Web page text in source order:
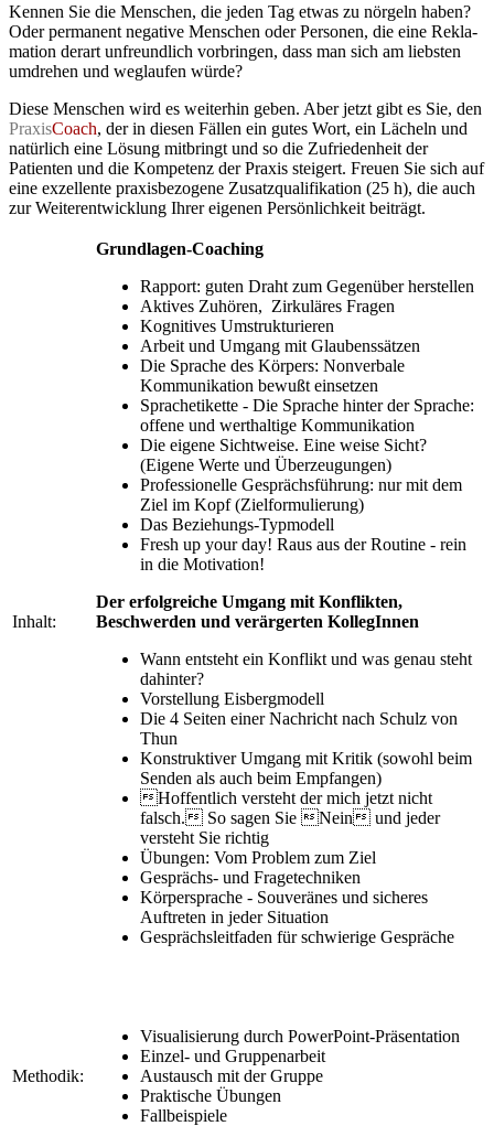
Kennen Sie die Menschen, die jeden Tag etwas zu nörgeln haben?
Oder permanent negative Menschen oder Personen, die eine Rekla­
mation derart unfreundlich vorbringen, dass man sich am liebsten
umdrehen und weglaufen würde?
Diese Menschen wird es weiterhin geben. Aber jetzt gibt es Sie, den
PraxisCoach, der in diesen Fällen ein gutes Wort, ein Lächeln und
natürlich eine Lösung mitbringt und so die Zufriedenheit der
Patienten und die Kompetenz der Praxis steigert. Freuen Sie sich auf
eine exzellente praxisbezogene Zusatzqualifikation (25 h), die auch
zur Weiterentwicklung Ihrer eigenen Persönlichkeit beiträgt.
Inhalt:
Grundlagen-Coaching
Rapport: guten Draht zum Gegenüber herstellen
Aktives Zuhören, Zirkuläres Fragen
Kognitives Umstrukturieren
Arbeit und Umgang mit Glaubenssätzen
Die Sprache des Körpers: Nonverbale
Kommunikation bewußt einsetzen
Sprachetikette - Die Sprache hinter der Sprache:
offene und werthaltige Kommunikation
Die eigene Sichtweise. Eine weise Sicht?
(Eigene Werte und Überzeugungen)
Professionelle Gesprächsführung: nur mit dem
Ziel im Kopf (Zielformulierung)
Das Beziehungs-Typmodell
Fresh up your day! Raus aus der Routine - rein
in die Motivation!
Der erfolgreiche Umgang mit Konflikten,
Beschwerden und verärgerten KollegInnen
Wann entsteht ein Konflikt und was genau steht
dahinter?
Vorstellung Eisbergmodell
Die 4 Seiten einer Nachricht nach Schulz von
Thun
Konstruktiver Umgang mit Kritik (sowohl beim
Senden als auch beim Empfangen)
Hoffentlich versteht der mich jetzt nicht
falsch. So sagen Sie Nein und jeder
versteht Sie richtig
Übungen: Vom Problem zum Ziel
Gesprächs- und Fragetechniken
Körpersprache - Souveränes und sicheres
Auftreten in jeder Situation
Gesprächsleitfaden für schwierige Gespräche
Methodik:
Visualisierung durch PowerPoint-Präsentation
Einzel- und Gruppenarbeit
Austausch mit der Gruppe
Praktische Übungen
Fallbeispiele